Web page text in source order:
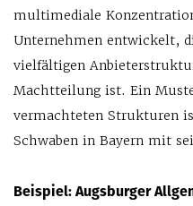
multimediale
Unternehmen entwickelt,
vielfältigen
Machtteilung ist. Ein
vermachteten Strukturen
Schwaben in Bayern mit
Beispiel: Augsburger